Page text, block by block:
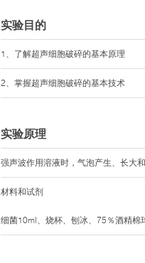
实验目的
1、了解超声细胞破碎的基本原理
2、掌握超声细胞破碎的基本技术
实验原理
强声波作用溶液时，气泡产生、长大
材料和试剂
细菌10ml、烧杯、刨冰、75％酒精棉